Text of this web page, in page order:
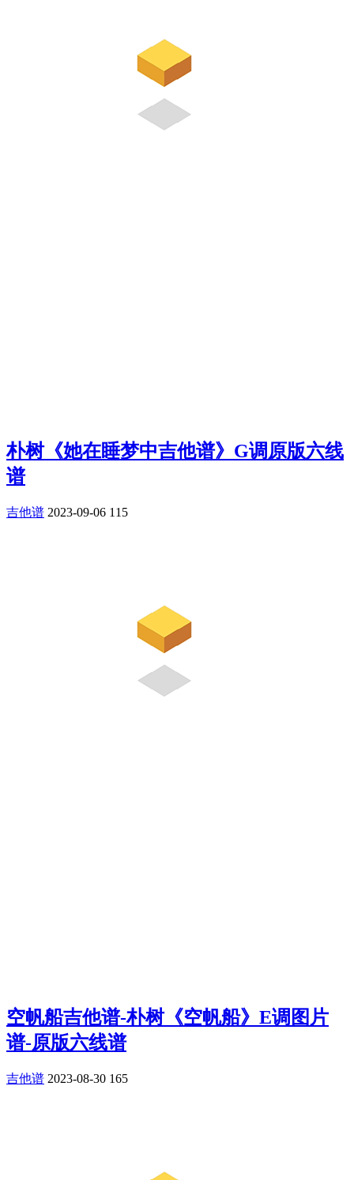
朴树《她在睡梦中吉他谱》G调原版六线
谱
吉他谱 2023-09-06 115
空帆船吉他谱-朴树《空帆船》E调图片
谱-原版六线谱
吉他谱 2023-08-30 165